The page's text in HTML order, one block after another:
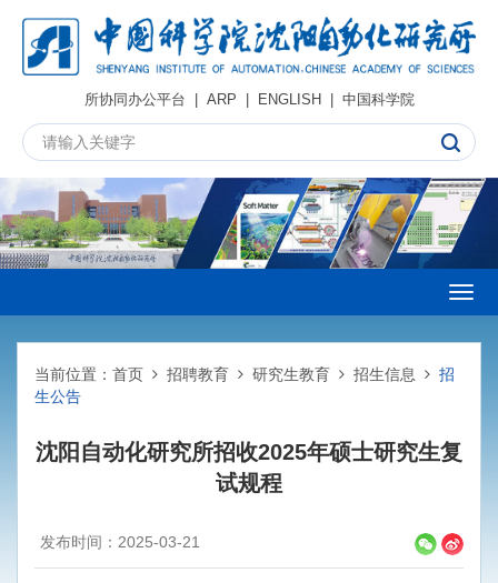
所协同办公平台 | ARP | ENGLISH| 中国科学院
当前位置： 首页 招聘教育 研究生教育 招生信息
招
生公告
沈阳自动化研究所招收2025年硕士研究生复
试规程
发布时间：2025-03-21